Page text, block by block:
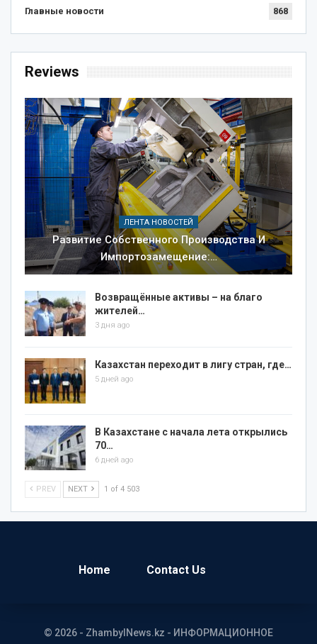
Главные новости 868
Reviews
ЛЕНТА НОВОСТЕЙ
Развитие Собственного Производства И
Импортозамещение:…
Возвращённые активы – на благо
жителей…
3 дня ago
Казахстан переходит в лигу стран, где…
5 дней ago
В Казахстане с начала лета открылись
70…
6 дней ago
PREV NEXT 1 of 4 503
Home Contact Us
© 2026 - ZhambylNews.kz - ИНФОРМАЦИОННОЕ